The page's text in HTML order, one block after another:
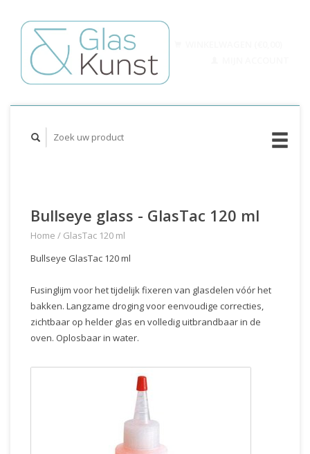
Bullseye glass - GlasTac 120 ml
Home / GlasTac 120 ml
Bullseye GlasTac 120 ml
Fusinglijm voor het tijdelijk fixeren van glasdelen vóór het
bakken. Langzame droging voor eenvoudige correcties,
zichtbaar op helder glas en volledig uitbrandbaar in de
oven. Oplosbaar in water.